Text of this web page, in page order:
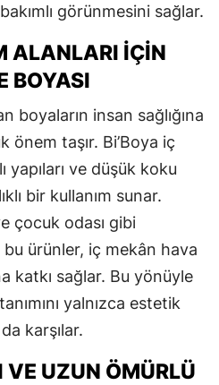
görünmesini sağlar.
ALANLARI İÇIN
BOYASI
boyaların insan sağlığına
önem taşır. Bi’Boya iç
yapıları ve düşük koku
bir kullanım sunar.
çocuk odası gibi
ürünler, iç mekân hava
katkı sağlar. Bu yönüyle
yalnızca estetik
karşılar.
UZUN ÖMÜRLÜ